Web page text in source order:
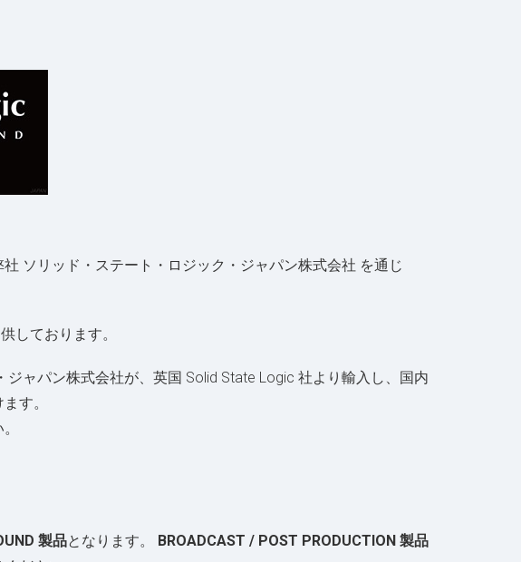
ソリッド・ステート・ロジック・ジャパン株式会社 を通じ
しております。
ャパン株式会社が、英国 Solid State Logic 社より輸入し、国内
す。
製品となります。 BROADCAST / POST PRODUCTION 製品